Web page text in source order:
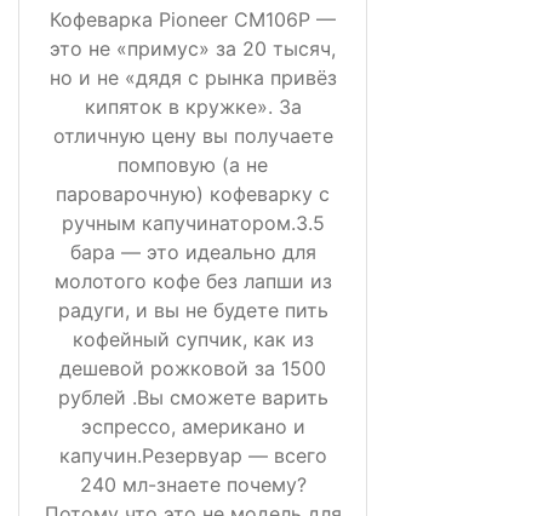
Кофеварка Pioneer CM106P —
это не «примус» за 20 тысяч,
но и не «дядя с рынка привёз
кипяток в кружке». За
отличную цену вы получаете
помповую (а не
пароварочную) кофеварку с
ручным капучинатором.3.5
бара — это идеально для
молотого кофе без лапши из
радуги, и вы не будете пить
кофейный супчик, как из
дешевой рожковой за 1500
рублей .Вы сможете варить
эспрессо, американо и
капучин.Резервуар — всего
240 мл-знаете почему?